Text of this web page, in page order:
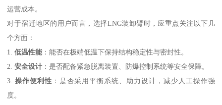
运营成本。
对于宿迁地区的用户而言，选择LNG装卸臂时，应重点关注以下几
个方面：
1.低温性能：能否在极端低温下保持结构稳定性与密封性。
2.安全设计 ：是否配备紧急脱离装置、防爆控制系统等安全保障。
3.操作便利性 ：是否采用平衡系统、助力设计，减少人工操作强
度。